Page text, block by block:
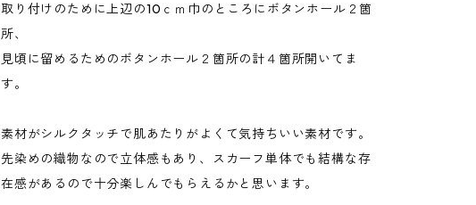
取り付けのために上辺の10ｃｍ巾のところにボタンホール２箇
所、
見頃に留めるためのボタンホール２箇所の計４箇所開いてま
す。
素材がシルクタッチで肌あたりがよくて気持ちいい素材です。
先染めの織物なので立体感もあり、スカーフ単体でも結構な存
在感があるので十分楽しんでもらえるかと思います。